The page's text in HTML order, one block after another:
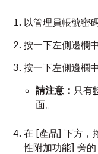
以管理員帳號密
按一下左側邊欄
按一下左側邊欄
請注意： 只有
面。
在 [產品] 下方，
性附加功能] 旁